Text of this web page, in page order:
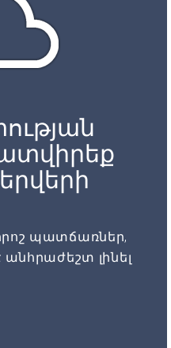
պատճառներ,
անհրաժեշտ լինել